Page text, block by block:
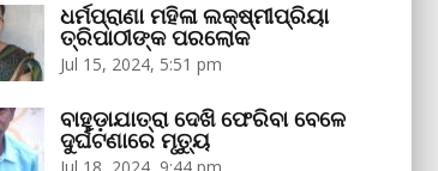
ଧର୍ମପ୍ରାଣା ମହିଳା ଲକ୍ଷ୍ମୀପ୍ରିୟା
ତ୍ରିପାଠୀଙ୍କ ପରଲୋକ
Jul 15, 2024, 5:51 pm
ବାହୁଡ଼ାଯାତ୍ରା ଦେଖି ଫେରିବା ବେଳେ
ଦୁର୍ଘଟଣାରେ ମୃତ୍ୟୁ
Jul 18, 2024, 9:44 pm